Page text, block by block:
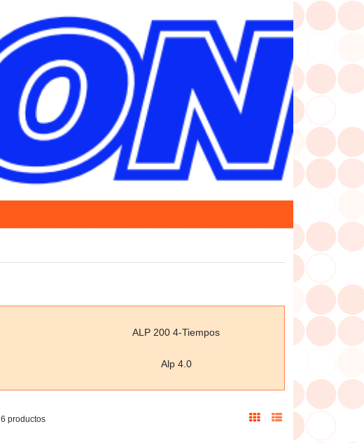
ALP 200 4-Tiempos
Alp 4.0
6 productos